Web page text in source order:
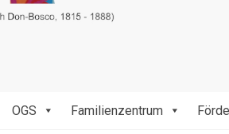
OGS Familienzentrum